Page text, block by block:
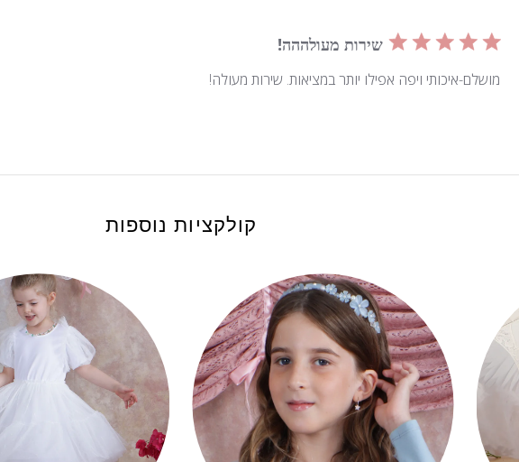
שירות מעולההה!
מושלם-איכותי ויפה אפילו יותר במציאות. שירות מעולה!
קולקציות נוספות